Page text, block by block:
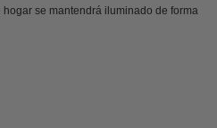
se mantendrá iluminado de forma